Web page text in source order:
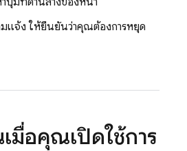
มแจ้ง ให้ยืนยันว่าคุณต้องการหยุด
มื่อคุณเปิดใช้การ